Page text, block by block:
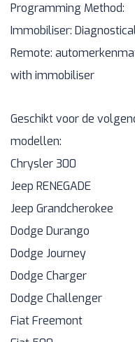
Programming Method:
Immobiliser:
Remote:
with immobiliser
Geschikt voor de
modellen:
Chrysler 300
Jeep RENEGADE
Jeep Grandcherokee
Dodge Durango
Dodge Journey
Dodge Charger
Dodge Challenger
Fiat Freemont